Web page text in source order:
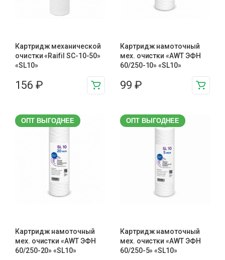
Картридж механической
очистки «Raifil SC-10-50»
«SL10»
156 ₽
Картридж намоточный
мех. очистки «AWT ЭФН
60/250-10» «SL10»
99 ₽
ОПТ ВЫГОДНЕЕ
Картридж намоточный
мех. очистки «AWT ЭФН
60/250-20» «SL10»
ОПТ ВЫГОДНЕЕ
Картридж намоточный
мех. очистки «AWT ЭФН
60/250-5» «SL10»